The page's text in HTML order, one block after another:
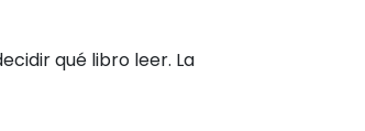
qué libro leer. La